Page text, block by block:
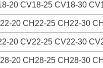
20 CV18-25 CV18-30
20 CH22-25 CH22-30
20 CV22-25 CV22-30
20 CH28-25 CH28-30